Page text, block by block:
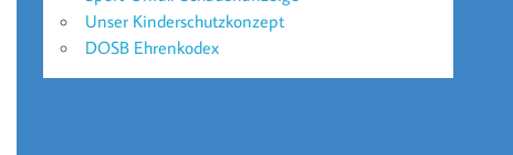
Unser Kinderschutzkonzept
DOSB Ehrenkodex